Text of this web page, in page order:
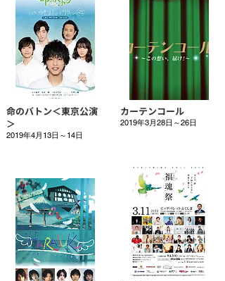
命のバトン＜東京公演
＞
2019年4月13日～14日
カーテンコール
2019年3月28日～26日